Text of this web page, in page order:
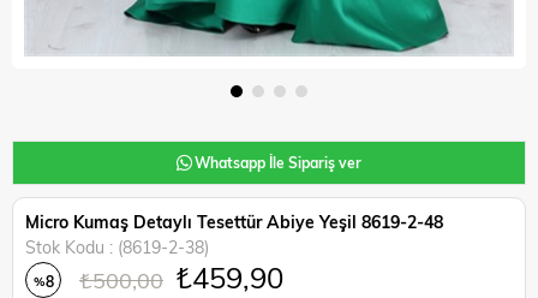
Whatsapp İle Sipariş ver
Micro Kumaş Detaylı Tesettür Abiye Yeşil 8619-2-48
Stok Kodu
(8619-2-38)
%8 ₺500,00 ₺459,90